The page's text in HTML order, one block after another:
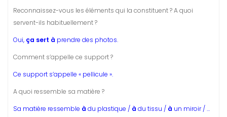
Reconnaissez-vous les éléments qui la constituent ? A quoi
servent-ils habituellement ?
Oui, ça sert à prendre des photos.
Comment s’appelle ce support ?
Ce support s’appelle « pellicule ».
A quoi ressemble sa matière ?
Sa matière ressemble à du plastique / à du tissu / à un miroir / …